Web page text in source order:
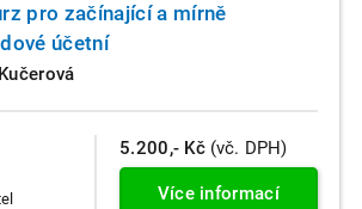
pro začínající a mírně
účetní
5.200,- Kč (vč. DPH)
Více informací